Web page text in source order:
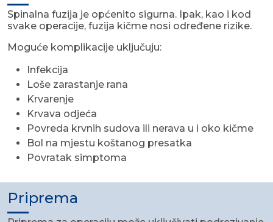
Spinalna fuzija je općenito sigurna. Ipak, kao i kod
svake operacije, fuzija kičme nosi određene rizike.
Moguće komplikacije uključuju:
Infekcija
Loše zarastanje rana
Krvarenje
Krvava odjeća
Povreda krvnih sudova ili nerava u i oko kičme
Bol na mjestu koštanog presatka
Povratak simptoma
Priprema